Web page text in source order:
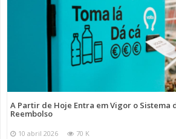
A Partir de Hoje Entra em Vigor o Sistema
Reembolso
10 abril 2026 70 K